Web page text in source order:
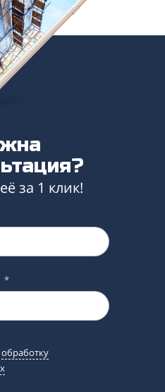
за 1 клик!
*
обработку